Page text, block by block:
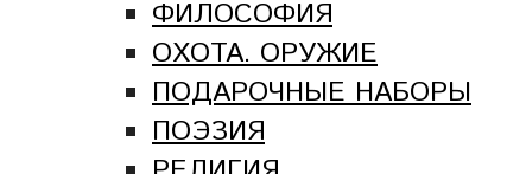
ФИЛОСОФИЯ
ОХОТА. ОРУЖИЕ
ПОДАРОЧНЫЕ НАБОРЫ
ПОЭЗИЯ